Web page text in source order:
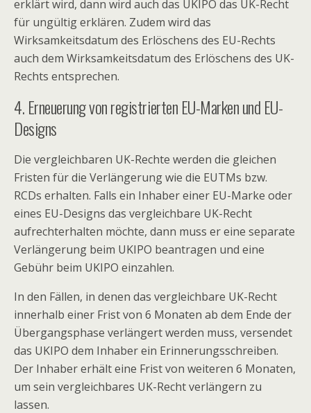
erklärt wird, dann wird auch das UKIPO das UK-Recht
für ungültig erklären. Zudem wird das
Wirksamkeitsdatum des Erlöschens des EU-Rechts
auch dem Wirksamkeitsdatum des Erlöschens des UK-
Rechts entsprechen.
4. Erneuerung von registrierten EU-Marken und EU-
Designs
Die vergleichbaren UK-Rechte werden die gleichen
Fristen für die Verlängerung wie die EUTMs bzw.
RCDs erhalten. Falls ein Inhaber einer EU-Marke oder
eines EU-Designs das vergleichbare UK-Recht
aufrechterhalten möchte, dann muss er eine separate
Verlängerung beim UKIPO beantragen und eine
Gebühr beim UKIPO einzahlen.
In den Fällen, in denen das vergleichbare UK-Recht
innerhalb einer Frist von 6 Monaten ab dem Ende der
Übergangsphase verlängert werden muss, versendet
das UKIPO dem Inhaber ein Erinnerungsschreiben.
Der Inhaber erhält eine Frist von weiteren 6 Monaten,
um sein vergleichbares UK-Recht verlängern zu
lassen.